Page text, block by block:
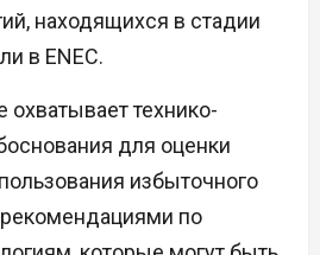
находящихся в стадии
в ENEC.
технико-
для оценки
избыточного
рекомендациями по